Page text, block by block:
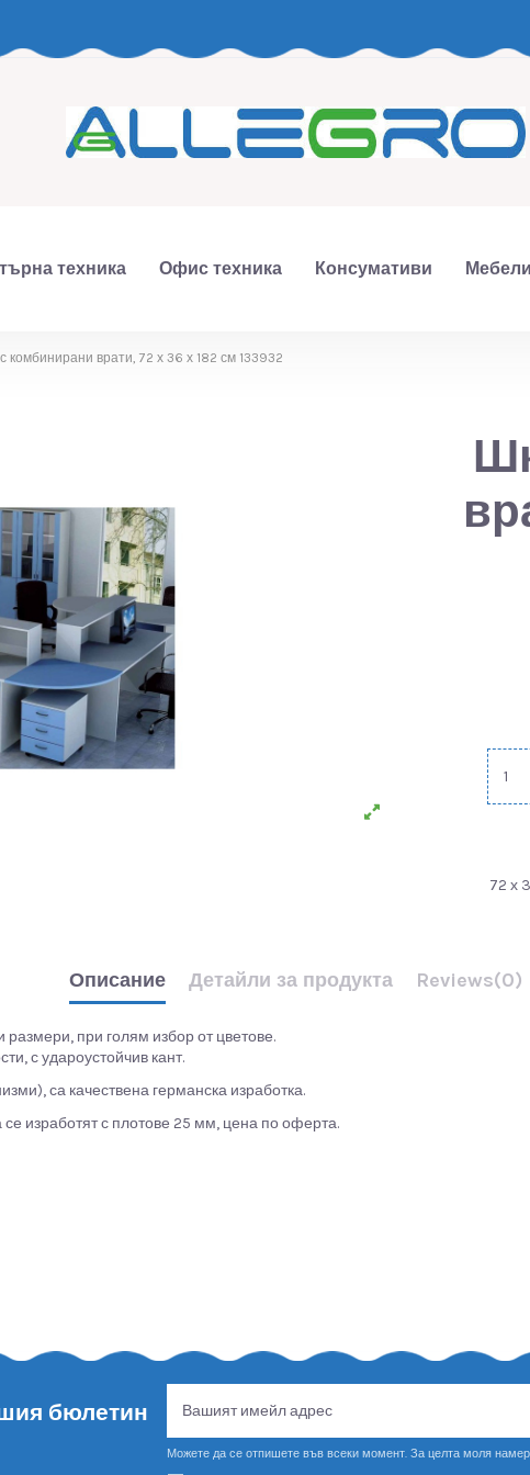
техника Офис техника Консумативи Мебели
комбинирани врати, 72 х 36 х 182 см 133932
72 х 3
Описание Детайли за продукта Reviews(0)
при голям избор от цветове.
с удароустойчив кант.
са качествена германска изработка.
изработят с плотове 25 мм, цена по оферта.
бюлетин
Можете да се отпишете във всеки момент. За целта моля